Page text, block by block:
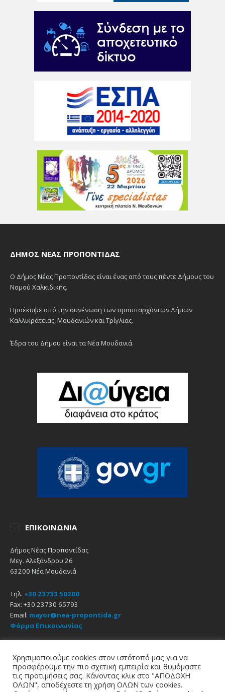
ΔΉΜΟΣ ΝΈΑΣ ΠΡΟΠΟΝΤΊΔΑΣ
Ο Δήμος Νέας Προποντίδας είναι ένας από τους πέντε Δήμους του
Νομού Χαλκιδικής.
Προέκυψε από την συνένωση των προϋπαρχόντων Δήμων
Καλλικράτειας, Μουδανιών και Τρίγλιας.
Έδρα του Δήμου είναι τα Νέα Μουδανιά.
ΕΠΙΚΟΙΝΩΝΊΑ
Δήμος Νέας Προποντίδας
Μεγ. Αλεξάνδρου 26
63200 Νέα Μουδανιά
Τηλ. +30 23733 50200
Fax: +30 23730 65793
Email: mayor@nea-propontida.gr
Φόρμα Επικοινωνίας
EmailFacebookYouTube
Χρησιμοποιούμε cookies στον ιστότοπό μας για να
προσφέρουμε την πιο σχετική εμπειρία και θυμόμαστε
τις προτιμήσεις σας. Κάνοντας κλικ στο "ΑΠΟΔΟΧΗ
ΟΛΩΝ", αποδέχεστε τη χρήση ΟΛΩΝ των cookies.